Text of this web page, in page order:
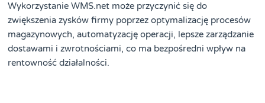
Wykorzystanie WMS.net może przyczynić się do
zwiększenia zysków firmy poprzez optymalizację procesów
magazynowych, automatyzację operacji, lepsze zarządzanie
dostawami i zwrotnościami, co ma bezpośredni wpływ na
rentowność działalności​​.